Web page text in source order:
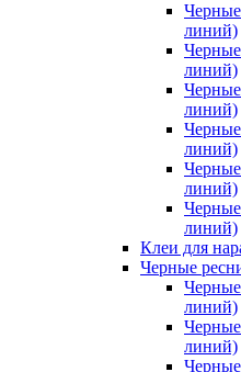
линий)
линий)
линий)
линий)
линий)
линий)
Клеи для
Черные
линий)
линий)